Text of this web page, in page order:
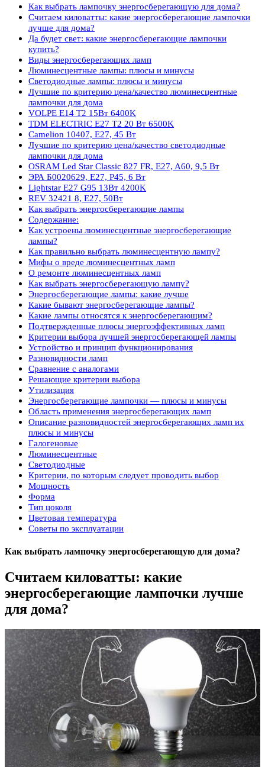
Как выбрать лампочку энергосберегающую для дома?
Считаем киловатты: какие энергосберегающие лампочки
лучше для дома?
Да будет свет: какие энергосберегающие лампочки
купить?
Виды энергосберегающих ламп
Люминесцентные лампы: плюсы и минусы
Светодиодные лампы: плюсы и минусы
Лучшие по критерию цена/качество люминесцентные
лампочки для дома
VOLPE E14 T2 15Вт 6400K
TDM ЕLECTRIC E27 T2 20 Вт 6500K
Camelion 10407, Е27, 45 Вт
Лучшие по критерию цена/качество светодиодные
лампочки для дома
OSRAM Led Star Classic 827 FR, E27, A60, 9,5 Вт
ЭРА Б0020629, E27, P45, 6 Вт
Lightstar E27 G95 13Вт 4200K
REV 32421 8, E27, 50Вт
Как выбрать энергосберегающие лампы
Содержание:
Как устроены люминесцентные энергосберегающие
лампы?
Как правильно выбрать люминесцентную лампу?
Мифы о вреде люминесцентных ламп
О ремонте люминесцентных ламп
Как выбрать энергосберегающую лампу?
Энергосберегающие лампы: какие лучше
Какие бывают энергосберегающие лампы?
Какие лампы относятся к энергосберегающим?
Подтвержденные плюсы энергоэффективных ламп
Критерии выбора лучшей энергосберегающей лампы
Устройство и принцип функционирования
Разновидности ламп
Сравнение с аналогами
Решающие критерии выбора
Утилизация
Энергосберегающие лампочки — плюсы и минусы
Область применения энергосберегающих ламп
Описание разновидностей энергосберегающих ламп их
плюсы и минусы
Галогеновые
Люминесцентные
Светодиодные
Критерии, по которым следует проводить выбор
Мощность
Форма
Тип цоколя
Цветовая температура
Советы по эксплуатации
Как выбрать лампочку энергосберегающую для дома?
Считаем киловатты: какие
энергосберегающие лампочки лучше
для дома?